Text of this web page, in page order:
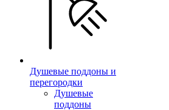
Душевые поддоны и
перегородки
Душевые
поддоны